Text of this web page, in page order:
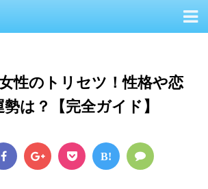
性のトリセツ！性格や恋
は？【完全ガイド】
B!